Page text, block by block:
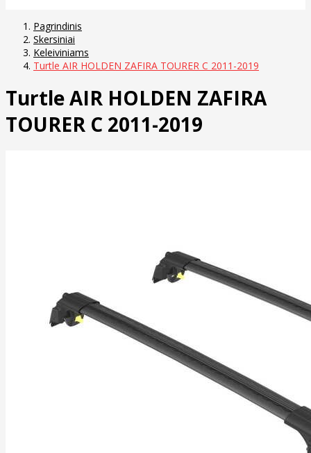
Pagrindinis
Skersiniai
Keleiviniams
Turtle AIR HOLDEN ZAFIRA TOURER C 2011-2019
Turtle AIR HOLDEN ZAFIRA
TOURER C 2011-2019